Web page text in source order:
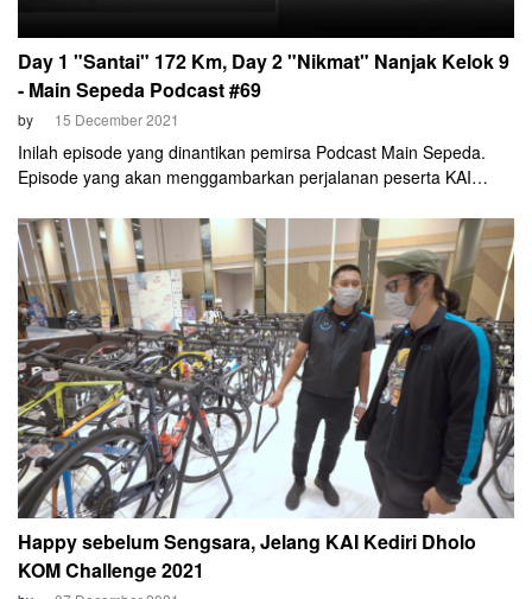
Day 1 "Santai" 172 Km, Day 2 "Nikmat" Nanjak Kelok 9
- Main Sepeda Podcast #69
by 15 December 2021
Inilah episode yang dinantikan pemirsa Podcast Main Sepeda.
Episode yang akan menggambarkan perjalanan peserta KAI
Happy sebelum Sengsara, Jelang KAI Kediri Dholo
KOM Challenge 2021